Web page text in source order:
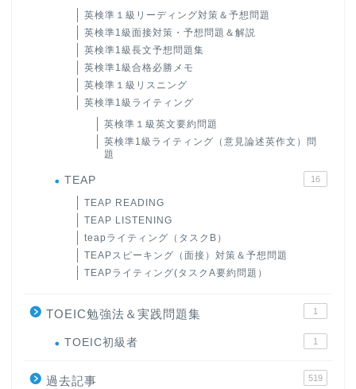
英検準１級リーディング対策＆予想問題
英検準1級面接対策・予想問題＆解説
英検準1級長文予想問題集
英検準1級合格必勝メモ
英検準１級リスニング
英検準1級ライティング
英検準１級英文要約問題
英検準1級ライティング（意見論述英作文）問
題
TEAP 16
TEAP READING
TEAP LISTENING
teapライティング（タスクB）
TEAPスピーキング（面接）対策＆予想問題
TEAPライティング(タスクA要約問題）
TOEIC勉強法＆実践問題集 1
TOEIC初級者 1
過去記事 519